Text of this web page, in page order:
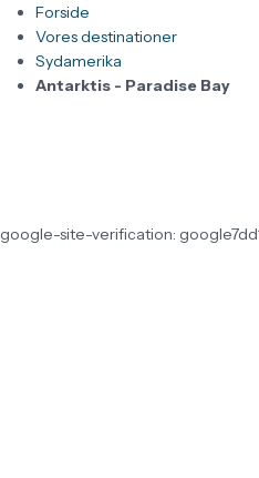
Forside
Vores destinationer
Sydamerika
Antarktis - Paradise Bay
google-site-verification: